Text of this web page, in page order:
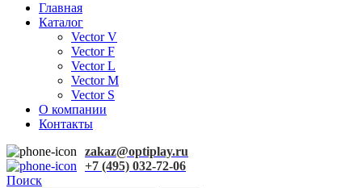
Главная
Каталог
Vector V
Vector F
Vector L
Vector M
Vector S
О компании
Контакты
zakaz@optiplay.ru
+7 (495) 032-72-06
Поиск